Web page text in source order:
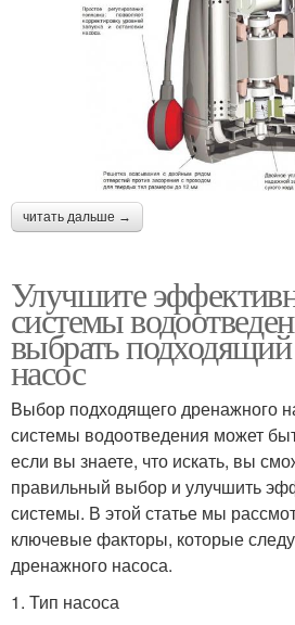
читать дальше →
Улучшите
системы
выбрать
насос
Выбор подходящего дренажного
системы водоотведения может
если вы знаете, что искать, вы
правильный выбор и улучшить
системы. В этой статье мы
ключевые факторы, которые
дренажного насоса.
1. Тип насоса